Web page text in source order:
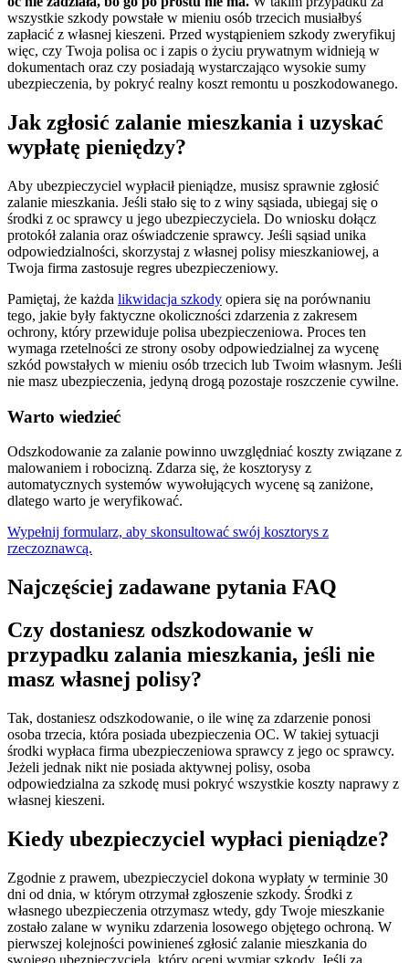
wszystkie szkody powstałe w mieniu osób trzecich musiałbyś
zapłacić z własnej kieszeni. Przed wystąpieniem szkody zweryfikuj
więc, czy Twoja polisa oc i zapis o życiu prywatnym widnieją w
dokumentach oraz czy posiadają wystarczająco wysokie sumy
ubezpieczenia, by pokryć realny koszt remontu u poszkodowanego.
Jak zgłosić zalanie mieszkania i uzyskać
wypłatę pieniędzy?
Aby ubezpieczyciel wypłacił pieniądze, musisz sprawnie zgłosić
zalanie mieszkania. Jeśli stało się to z winy sąsiada, ubiegaj się o
środki z oc sprawcy u jego ubezpieczyciela. Do wniosku dołącz
protokół zalania oraz oświadczenie sprawcy. Jeśli sąsiad unika
odpowiedzialności, skorzystaj z własnej polisy mieszkaniowej, a
Twoja firma zastosuje regres ubezpieczeniowy.
Pamiętaj, że każda likwidacja szkody opiera się na porównaniu
tego, jakie były faktyczne okoliczności zdarzenia z zakresem
ochrony, który przewiduje polisa ubezpieczeniowa. Proces ten
wymaga rzetelności ze strony osoby odpowiedzialnej za wycenę
szkód powstałych w mieniu osób trzecich lub Twoim własnym. Jeśli
nie masz ubezpieczenia, jedyną drogą pozostaje roszczenie cywilne.
Warto wiedzieć
Odszkodowanie za zalanie powinno uwzględniać koszty związane z
malowaniem i robocizną. Zdarza się, że kosztorysy z
automatycznych systemów wywołujących wycenę są zaniżone,
dlatego warto je weryfikować.
Wypełnij formularz, aby skonsultować swój kosztorys z
rzeczoznawcą.
Najczęściej zadawane pytania FAQ
Czy dostaniesz odszkodowanie w
przypadku zalania mieszkania, jeśli nie
masz własnej polisy?
Tak, dostaniesz odszkodowanie, o ile winę za zdarzenie ponosi
osoba trzecia, która posiada ubezpieczenia OC. W takiej sytuacji
środki wypłaca firma ubezpieczeniowa sprawcy z jego oc sprawcy.
Jeżeli jednak nikt nie posiada aktywnej polisy, osoba
odpowiedzialna za szkodę musi pokryć wszystkie koszty naprawy z
własnej kieszeni.
Kiedy ubezpieczyciel wypłaci pieniądze?
Zgodnie z prawem, ubezpieczyciel dokona wypłaty w terminie 30
dni od dnia, w którym otrzymał zgłoszenie szkody. Środki z
własnego ubezpieczenia otrzymasz wtedy, gdy Twoje mieszkanie
zostało zalane w wyniku zdarzenia losowego objętego ochroną. W
pierwszej kolejności powinieneś zgłosić zalanie mieszkania do
swojego ubezpieczyciela, który oceni wymiar szkody. Jeśli za